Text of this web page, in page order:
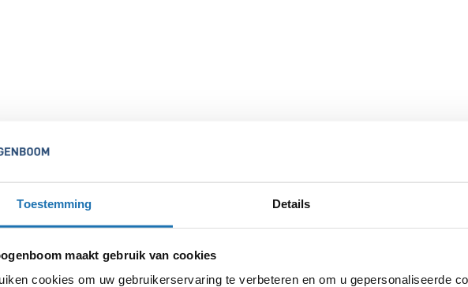
Toestemming Details
maakt gebruik van cookies
cookies om uw gebruikerservaring te verbeteren en om u gepersonaliseerde
a -side exception has occurred while loading